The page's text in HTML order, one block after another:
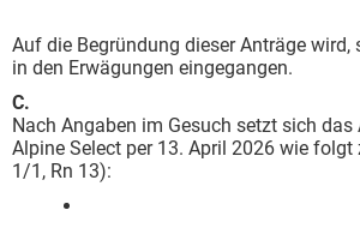
Auf die Begründung dieser Anträge wird,
in den Erwägungen eingegangen.
C.
Nach Angaben im Gesuch setzt sich
Alpine Select per 13. April 2026 wie folgt
1/1, Rn 13):